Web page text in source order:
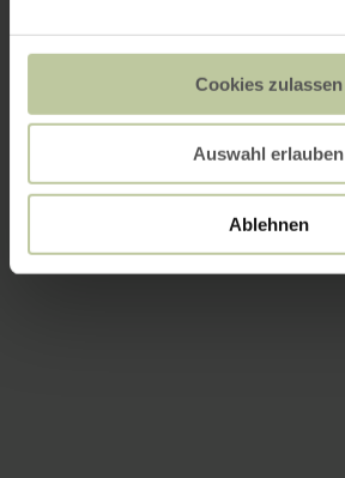
Cookies zulassen
Auswahl erlauben
Ablehnen